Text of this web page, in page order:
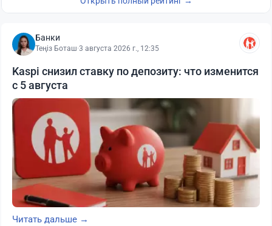
Банки
Теңіз Боташ·3 августа 2026 г., 12:35
Kaspi снизил ставку по депозиту: что изменится
с 5 августа
Читать дальше →